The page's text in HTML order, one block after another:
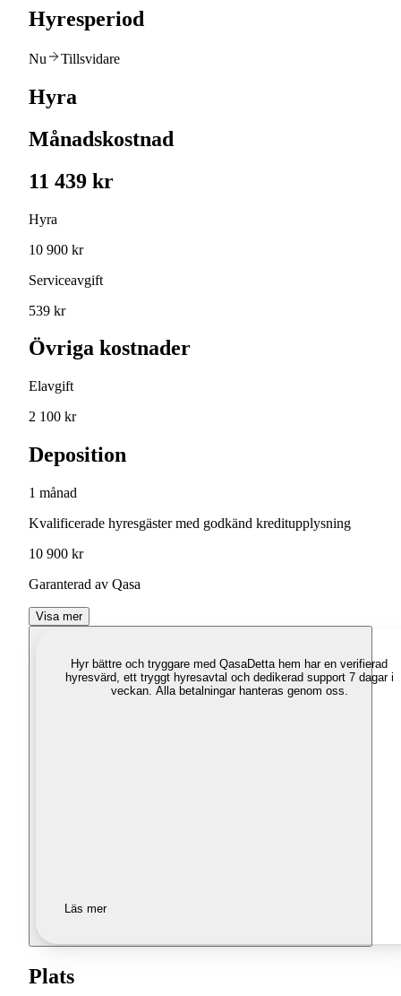
Hyresperiod
Nu Tillsvidare
Hyra
Månadskostnad
11 439 kr
Hyra
10 900 kr
Serviceavgift
539 kr
Övriga kostnader
Elavgift
2 100 kr
Deposition
1 månad
Kvalificerade hyresgäster med godkänd kreditupplysning
10 900 kr
Garanterad av Qasa
Visa mer
Hyr bättre och tryggare med QasaDetta hem har en verifierad
hyresvärd, ett tryggt hyresavtal och dedikerad support 7 dagar i
veckan. Alla betalningar hanteras genom oss.
Läs mer
Plats